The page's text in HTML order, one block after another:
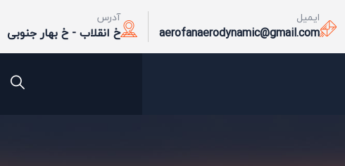
ایمیل
aerofanaerodynamic@gmail.com
آدرس
خ انقلاب - خ بهار جنوبی